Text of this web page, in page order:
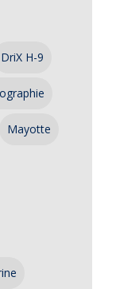
DriX H-9
Mayotte